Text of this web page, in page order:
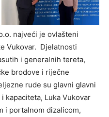
najveći je ovlašteni
Vukovar. Djelatnosti
i generalnih tereta,
brodove i riječne
rude su glavni glavni
kapaciteta, Luka Vukovar
i portalnom dizalicom,